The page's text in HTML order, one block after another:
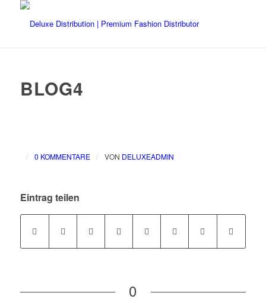
BLOG4
/ 0 KOMMENTARE / VON DELUXEADMIN
Eintrag teilen
0